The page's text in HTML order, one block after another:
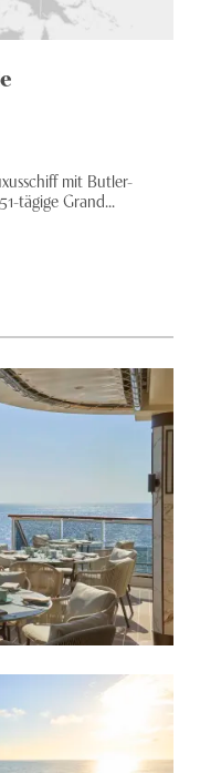
mit Butler-
tägige Grand...